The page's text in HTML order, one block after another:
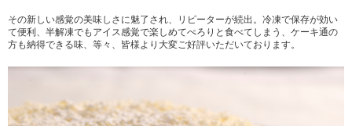
その新しい感覚の美味しさに魅了され、リピーターが続出。冷凍で保存が効い
て便利、半解凍でもアイス感覚で楽しめてぺろりと食べてしまう、ケーキ通の
方も納得できる味、等々、皆様より大変ご好評いただいております。